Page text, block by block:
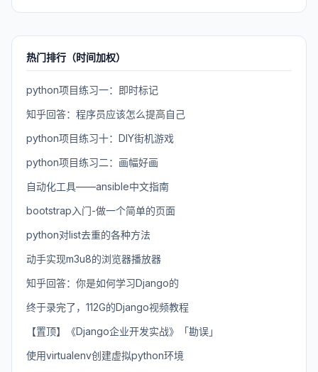
热门排行（时间加权）
python项目练习一：即时标记
知乎回答：程序员应该怎么提高自己
python项目练习十：DIY街机游戏
python项目练习二：画幅好画
自动化工具——ansible中文指南
bootstrap入门-做一个简单的页面
python对list去重的各种方法
动手实现m3u8的浏览器播放器
知乎回答：你是如何学习Django的
终于录完了，112G的Django视频教程
【置顶】《Django企业开发实战》「勘误」
使用virtualenv创建虚拟python环境